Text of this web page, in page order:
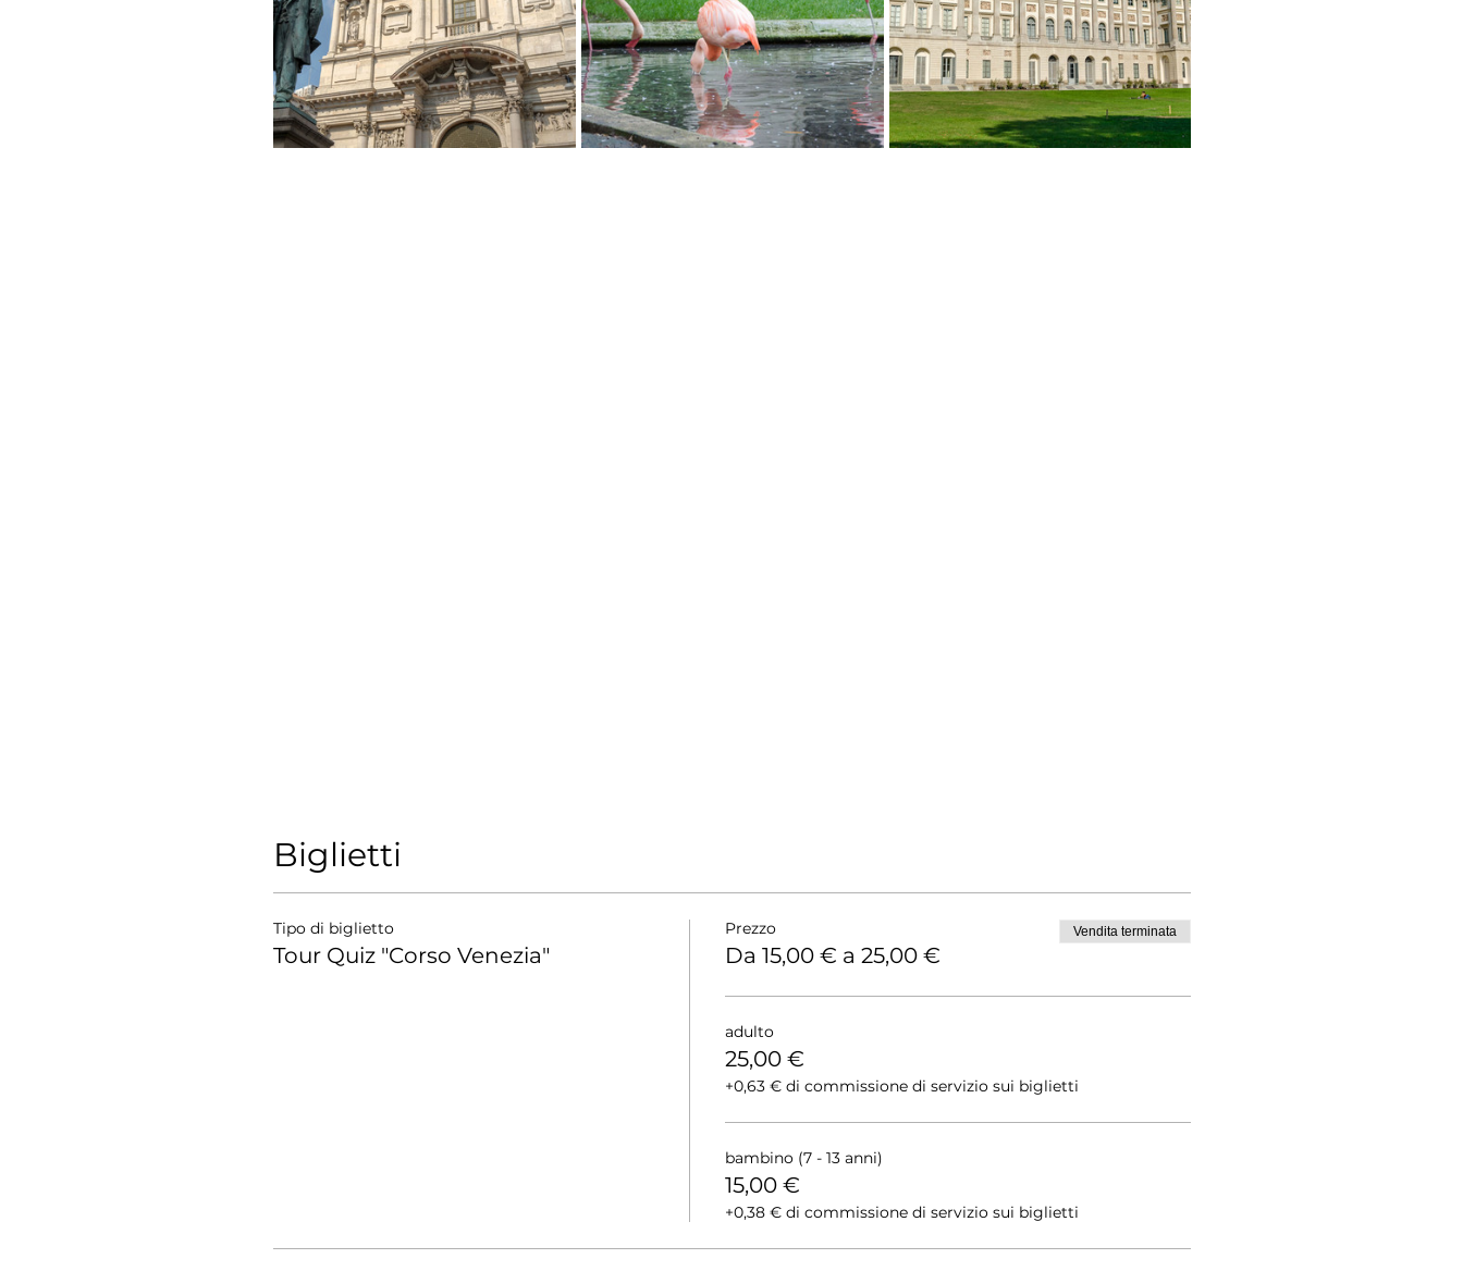
Biglietti
Tipo di biglietto
Tour Quiz "Corso Venezia"
Prezzo
Da 15,00 € a 25,00 €
Vendita terminata
adulto
25,00 €
+0,63 € di commissione di servizio sui biglietti
bambino (7 - 13 anni)
15,00 €
+0,38 € di commissione di servizio sui biglietti